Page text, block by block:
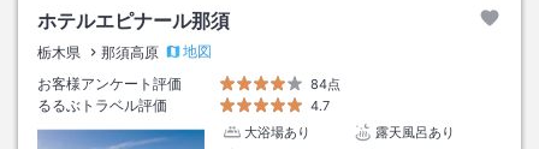
ホテルエピナール那須
栃木県 那須高原
地図
お客様アンケート評価
84点
るるぶトラベル評価
4.7
大浴場あり
露天風呂あり